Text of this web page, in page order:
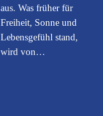
aus. Was früher für
Freiheit, Sonne und
Lebensgefühl stand,
wird von…